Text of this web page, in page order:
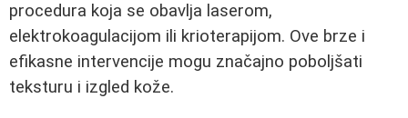
procedura koja se obavlja laserom,
elektrokoagulacijom ili krioterapijom. Ove brze i
efikasne intervencije mogu značajno poboljšati
teksturu i izgled kože.